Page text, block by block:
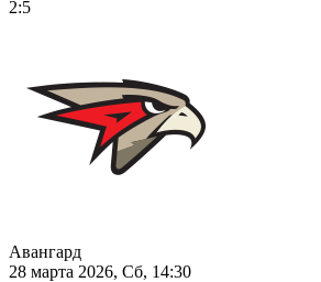
2:5
Авангард
28 марта 2026, Сб, 14:30